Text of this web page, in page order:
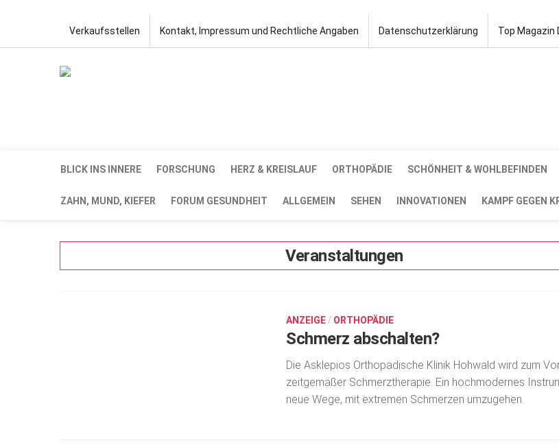
Verkaufsstellen Kontakt, Impressum und Rechtliche Angaben Datenschutzerklärung Top Magazin
BLICK INS INNERE FORSCHUNG HERZ & KREISLAUF ORTHOPÄDIE SCHÖNHEIT & WOHLBEFINDEN
ZAHN, MUND, KIEFER FORUM GESUNDHEIT ALLGEMEIN SEHEN INNOVATIONEN KAMPF GEGEN
Veranstaltungen
AUG.
ANZEIGE / ORTHOPÄDIE
Schmerz abschalten?
Die Asklepios Orthopädische Klinik Hohwald wird zum
zeitgemäßer Schmerztherapie. Ein hochmodernes
neue Wege, mit extremen Schmerzen umzugehen.